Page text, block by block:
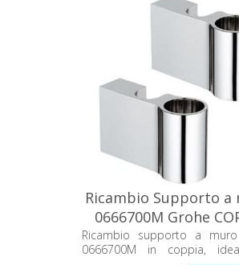
Ricambio Supporto a
0666700M Grohe
Ricambio supporto a
0666700M in coppia,